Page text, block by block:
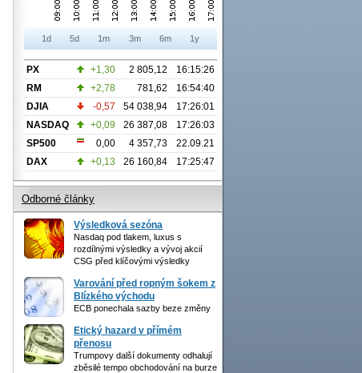
1d 5d 1m 3m 6m 1y
PX +1,30 2 805,12
16:15:26
RM
+2,78 781,62
16:54:40
DJIA
-0,57 54 038,94
17:26:01
NASDAQ
+0,09 26 387,08
17:26:03
SP500
0,00 4 357,73
22.09.21
DAX
+0,13 26 160,84 17:25:47
Odborné články
Výsledková sezóna
Nasdaq pod tlakem, luxus s
rozdílnými výsledky a vývoj akcií
CSG před klíčovými výsledky
Varování před ropným šokem z
Blízkého východu
ECB ponechala sazby beze změny
Etický hazard v přímém
přenosu
Trumpovy další dokumenty odhalují
zběsilé tempo obchodování na burze